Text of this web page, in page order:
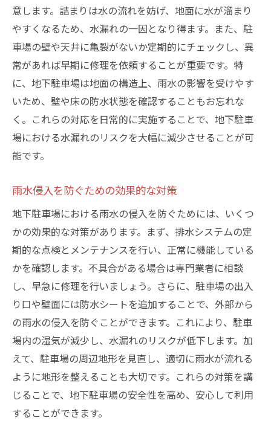
意します。詰まりは水の流れを妨げ、地面に水が溜まり
やすくなるため、水漏れの一因となり得ます。また、駐
車場の壁や天井に亀裂がないか定期的にチェックし、異
常があれば早期に修理を依頼することが重要です。特
に、地下駐車場は地面の構造上、雨水の影響を受けやす
いため、壁や床の防水状態を確認することもお忘れな
く。これらの対応を日常的に実施することで、地下駐車
場における水漏れのリスクを大幅に減少させることが可
能です。
雨水侵入を防ぐための効果的な対策
地下駐車場における雨水の侵入を防ぐためには、いくつ
かの効果的な対策があります。まず、排水システムの定
期的な点検とメンテナンスを行い、正常に機能している
かを確認します。不具合がある場合は専門業者に相談
し、早急に修理を行いましょう。さらに、駐車場の出入
り口や壁面には防水シートを追加することで、外部から
の雨水の侵入を防ぐことができます。これにより、駐車
場内の湿気が減少し、水漏れのリスクが低下します。加
えて、駐車場の周辺地形を見直し、適切に雨水が流れる
ように地形を整えることも大切です。これらの対策を講
じることで、地下駐車場の安全性を高め、安心して利用
することができます。